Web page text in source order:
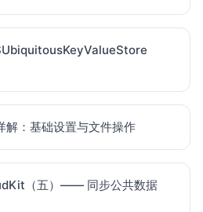
：基础设置与文件操作
（五）—— 同步公共数据